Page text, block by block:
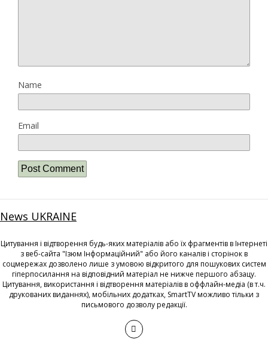
Name
Email
News UKRAINE
Цитування і відтворення будь-яких матеріалів або їх фрагментів в Інтернеті
з веб-сайта "Ізюм Інформаційний" або його каналів і сторінок в
соцмережах дозволено лише з умовою відкритого для пошукових систем
гіперпосилання на відповідний матеріал не нижче першого абзацу.
Цитування, використання і відтворення матеріалів в оффлайн-медіа (в т.ч.
друкованих виданнях), мобільних додатках, SmartTV можливо тільки з
письмового дозволу редакції.